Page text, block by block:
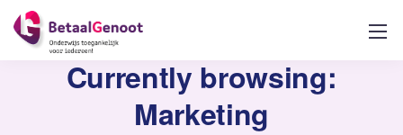
Currently browsing:
Marketing